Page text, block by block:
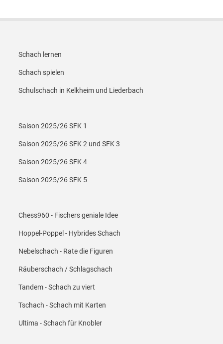
Footer Menü 1
Schach lernen
Schach spielen
Schulschach in Kelkheim und Liederbach
Footer Menü 2
Saison 2025/26 SFK 1
Saison 2025/26 SFK 2 und SFK 3
Saison 2025/26 SFK 4
Saison 2025/26 SFK 5
Footer Menü 3
Chess960 - Fischers geniale Idee
Hoppel-Poppel - Hybrides Schach
Nebelschach - Rate die Figuren
Räuberschach / Schlagschach
Tandem - Schach zu viert
Tschach - Schach mit Karten
Ultima - Schach für Knobler